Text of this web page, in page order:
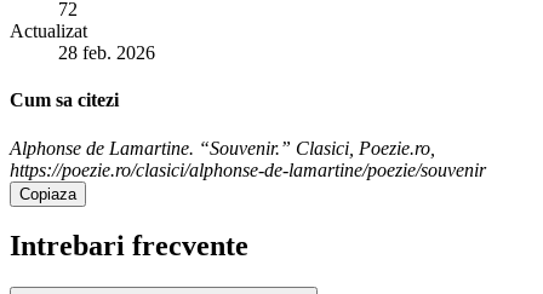
72
Actualizat
28 feb. 2026
Cum sa citezi
Alphonse de Lamartine. “Souvenir.” Clasici, Poezie.ro,
https://poezie.ro/clasici/alphonse-de-lamartine/poezie/souvenir
Copiaza
Intrebari frecvente